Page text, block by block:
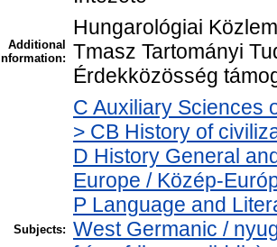
Additional
Information:
Hungarológiai
Tmasz Tartományi
Érdekközösség
Subjects:
C Auxiliary Sciences
> CB History of
D History General
Europe / Közép-
P Language and
West Germanic /